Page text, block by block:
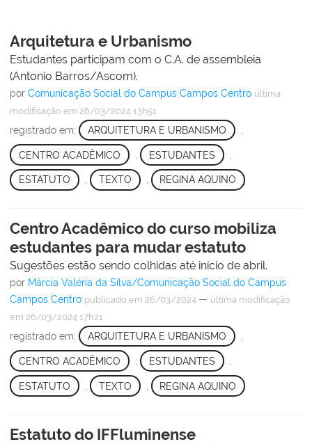
Arquitetura e Urbanismo
Estudantes participam com o C.A. de assembleia
(Antonio Barros/Ascom).
por Comunicação Social do Campus Campos Centro última
modificação em 26/03/2024 13h51
registrado em: ARQUITETURA E URBANISMO
CENTRO ACADÊMICO ESTUDANTES
ESTATUTO , TEXTO , REGINA AQUINO
Centro Acadêmico do curso mobiliza
estudantes para mudar estatuto
Sugestões estão sendo colhidas até início de abril.
por Márcia Valéria da Silva/Comunicação Social do Campus
Campos Centro publicado em 26/03/2024 — última modificação
em 26/03/2024 17h21
registrado em: ARQUITETURA E URBANISMO
CENTRO ACADÊMICO ESTUDANTES
ESTATUTO TEXTO REGINA AQUINO
Estatuto do IFFluminense